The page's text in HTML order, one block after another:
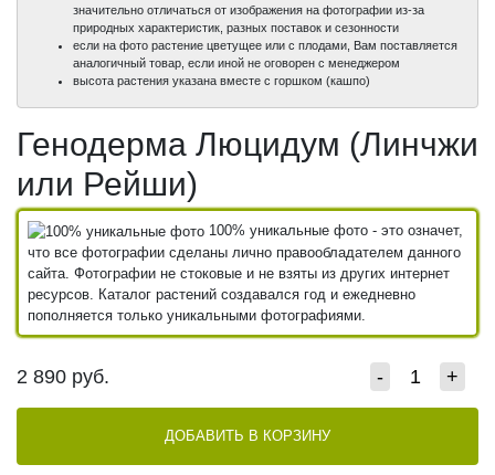
значительно отличаться от изображения на фотографии из-за
природных характеристик, разных поставок и сезонности
если на фото растение цветущее или с плодами, Вам поставляется
аналогичный товар, если иной не оговорен с менеджером
высота растения указана вместе с горшком (кашпо)
Генодерма Люцидум (Линчжи
или Рейши)
100% уникальные фото - это означет,
что все фотографии сделаны лично правообладателем данного
сайта. Фотографии не стоковые и не взяты из других интернет
ресурсов. Каталог растений создавался год и ежедневно
пополняется только уникальными фотографиями.
2 890 руб. - +
ДОБАВИТЬ В КОРЗИНУ